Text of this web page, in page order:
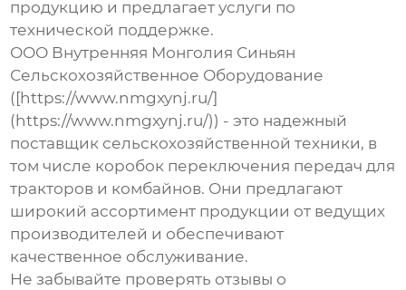
продукцию и предлагает услуги по
технической поддержке.
ООО Внутренняя Монголия Синьян
Сельскохозяйственное Оборудование
([https://www.nmgxynj.ru/]
(https://www.nmgxynj.ru/)) - это надежный
поставщик сельскохозяйственной техники, в
том числе коробок переключения передач для
тракторов и комбайнов. Они предлагают
широкий ассортимент продукции от ведущих
производителей и обеспечивают
качественное обслуживание.
Не забывайте проверять отзывы о